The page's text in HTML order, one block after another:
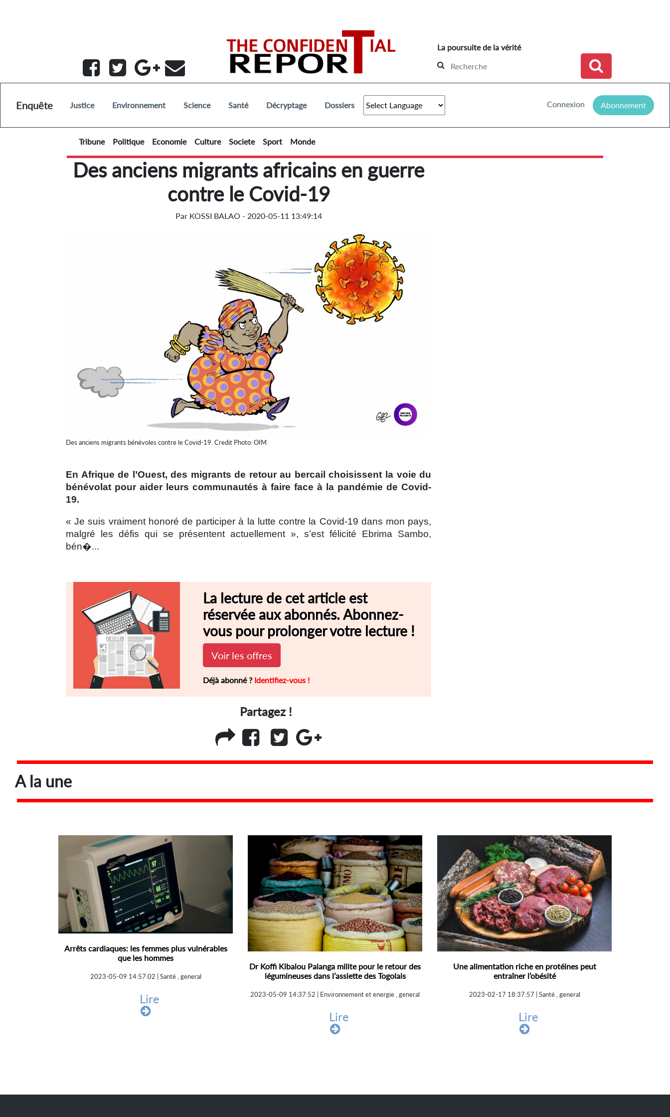
La poursuite de la vérité
Enquête Justice Environnement Science Santé Décryptage Dossiers Connexion Abonnement
Tribune Politique Economie Culture Societe Sport Monde
Des anciens migrants africains en guerre
contre le Covid-19
Par KOSSI BALAO - 2020-05-11 13:49:14
Des anciens migrants bénévoles contre le Covid-19. Credit Photo: OIM
En Afrique de l’Ouest, des migrants de retour au bercail choisissent la voie du
bénévolat pour aider leurs communautés à faire face à la pandémie de Covid-
19.
« Je suis vraiment honoré de participer à la lutte contre la Covid-19 dans mon pays,
malgré les défis qui se présentent actuellement », s’est félicité Ebrima Sambo,
bén�...
La lecture de cet article est
réservée aux abonnés. Abonnez-
vous pour prolonger votre lecture !
Voir les offres
Déjà abonné ? Identifiez-vous !
Partagez !
A la une
Arrêts cardiaques: les femmes plus vulnérables
que les hommes
2023-05-09 14:57:02 | Santé , general
Lire
Dr Koffi Kibalou Palanga milite pour le retour des
légumineuses dans l’assiette des Togolais
2023-05-09 14:37:52 | Environnement et energie , general
Lire
Une alimentation riche en protéines peut
entraîner l’obésité
2023-02-17 18:37:57 | Santé , general
Lire